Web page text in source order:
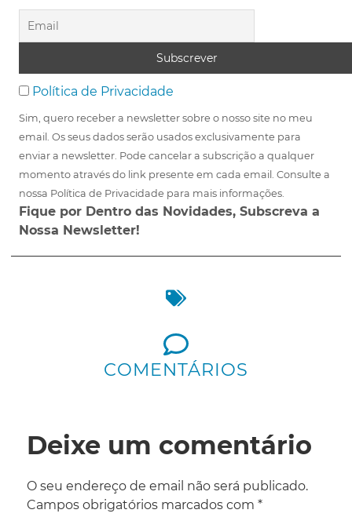
Política de Privacidade
Sim, quero receber a newsletter sobre o nosso site no meu
email. Os seus dados serão usados exclusivamente para
enviar a newsletter. Pode cancelar a subscrição a qualquer
momento através do link presente em cada email. Consulte a
nossa Política de Privacidade para mais informações.
Fique por Dentro das Novidades, Subscreva a
Nossa Newsletter!
COMENTÁRIOS
Deixe um comentário
O seu endereço de email não será publicado.
Campos obrigatórios marcados com *